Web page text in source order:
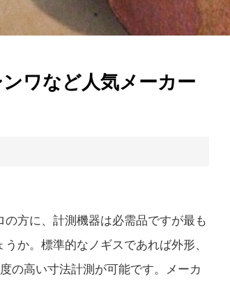
ワなど人気メーカー
方に、計測機器は必需品ですが最も
か。標準的なノギスであれば外形、
の高い寸法計測が可能です。メーカ